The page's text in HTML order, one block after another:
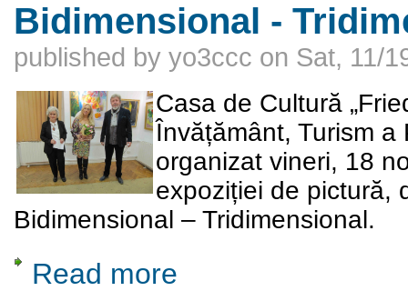
Bidimensional -
published by yo3ccc on Sat, 11/
Casa de Cultură
Învățământ, Turism
organizat vineri, 18
expoziției de pictură,
Bidimensional – Tridimensional.
Read more